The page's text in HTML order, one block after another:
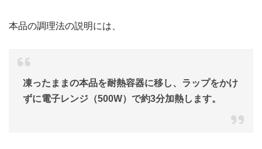
本品の調理法の説明には、
凍ったままの本品を耐熱容器に移し、ラップをかけ
ずに電子レンジ（500W）で約3分加熱します。